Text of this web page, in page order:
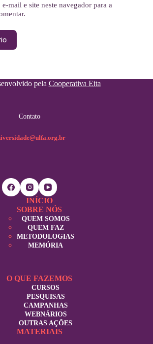
mail e site neste navegador para a
pela Cooperativa Eita
Contato
INÍCIO
SOBRE NÓS
QUEM SOMOS
QUEM FAZ
METODOLOGIAS
MEMÓRIA
O QUE FAZEMOS
CURSOS
PESQUISAS
CAMPANHAS
WEBNÁRIOS
OUTRAS AÇÕES
MATERIAIS